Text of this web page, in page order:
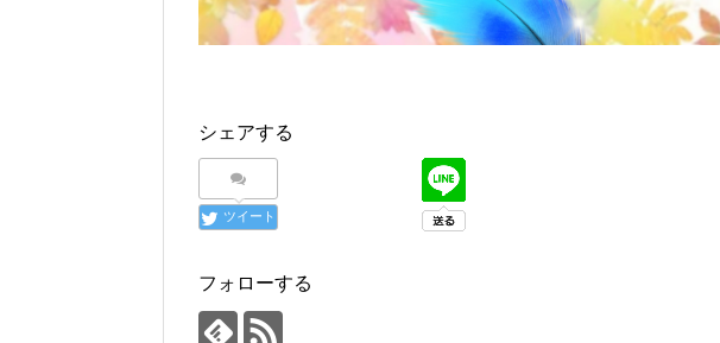
シェアする
ツイート
フォローする